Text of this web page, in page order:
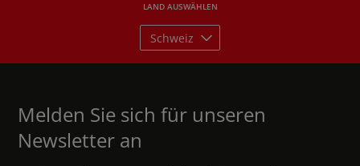
LAND AUSWÄHLEN
Schweiz
Melden Sie sich für unseren
Newsletter an